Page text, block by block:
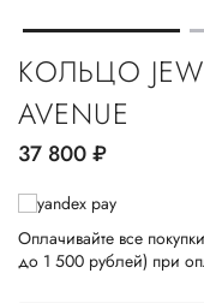
КОЛЬЦО
AVENUE
37 800руб.
Оплачивайте все
до 1 500 рублей) при